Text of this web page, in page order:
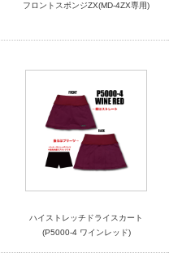
フロントスポンジZX(MD-4ZX専用)
ハイストレッチドライスカート
(P5000-4 ワインレッド)